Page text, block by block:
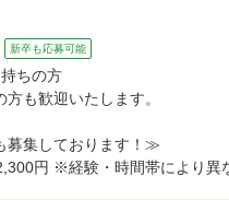
新卒も応募可能
ちの方
も歓迎いたします。
募集しております！≫
円 ※経験・時間帯により異